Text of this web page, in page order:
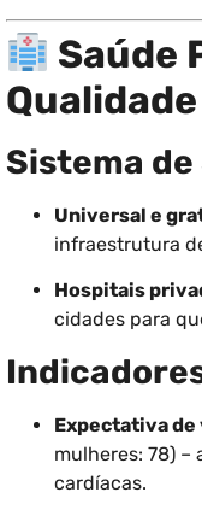
Saúde
Sistema de
Universal e
infraestrutura
Hospitais
cidades para
Expectativa de
mulheres: 78) –
cardíacas.